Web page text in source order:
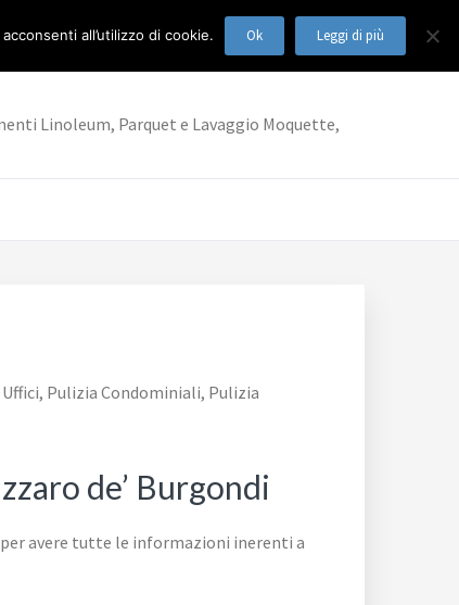
Linoleum, Parquet e Lavaggio Moquette,
Pulizia Condominiali, Pulizia
de’ Burgondi
all’utilizzo di cookie. Ok Leggi di più